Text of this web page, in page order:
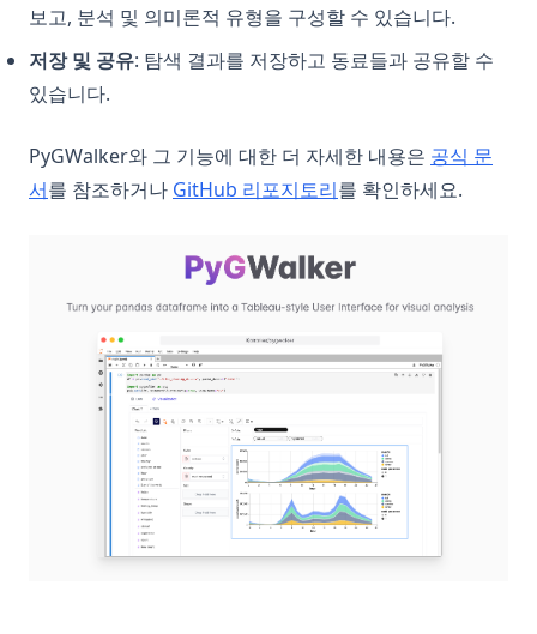
보고, 분석 및 의미론적 유형을 구성할 수 있습니다.
저장 및 공유: 탐색 결과를 저장하고 동료들과 공유할 수
있습니다.
PyGWalker와 그 기능에 대한 더 자세한 내용은 공식 문
서(opens in a new tab)
를 참조하거나 GitHub 리포지토리(opens in a new tab)
를 확인하세요.